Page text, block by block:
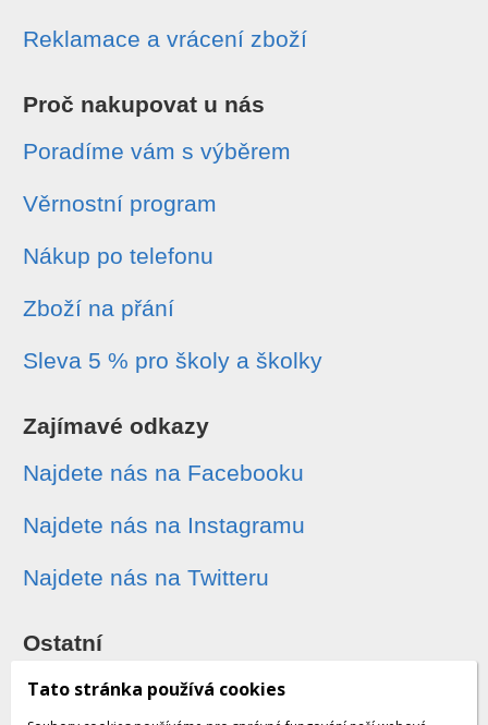
Reklamace a vrácení zboží
Proč nakupovat u nás
Poradíme vám s výběrem
Věrnostní program
Nákup po telefonu
Zboží na přání
Sleva 5 % pro školy a školky
Zajímavé odkazy
Najdete nás na Facebooku
Najdete nás na Instagramu
Najdete nás na Twitteru
Ostatní
Sledování zásilek
Tato stránka používá cookies